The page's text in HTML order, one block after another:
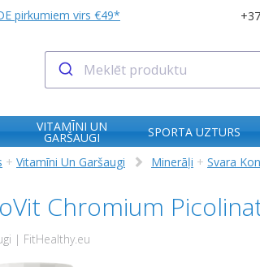
pirkumiem virs €49*
VITAMĪNI UN
GARŠAUGI SPORTA UZTURS
+ Vitamīni Un Garšaugi Minerāļi + Svara
Chromium
| FitHealthy.eu